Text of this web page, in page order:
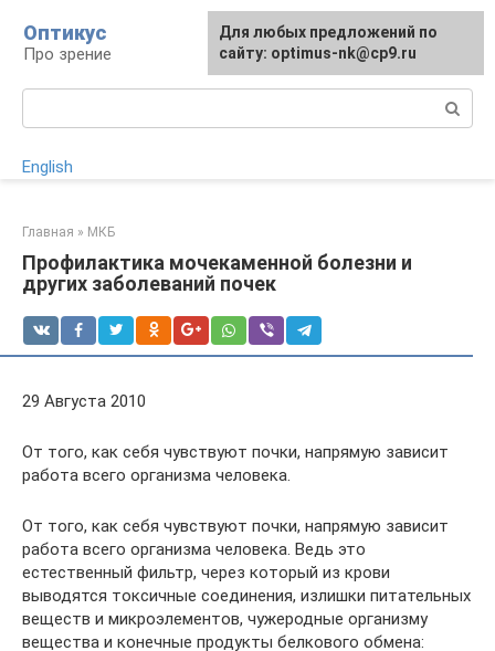
контенту
Оптикус
Про зрение
English
Главная » МКБ
Профилактика мочекаменной болезни и
других заболеваний почек
29 Августа 2010
От того, как себя чувствуют почки, напрямую зависит
работа всего организма человека.
От того, как себя чувствуют почки, напрямую зависит
работа всего организма человека. Ведь это
естественный фильтр, через который из крови
выводятся токсичные соединения, излишки питательных
веществ и микроэлементов, чужеродные организму
вещества и конечные продукты белкового обмена:
Для любых предложений по
сайту: optimus-nk@cp9.ru